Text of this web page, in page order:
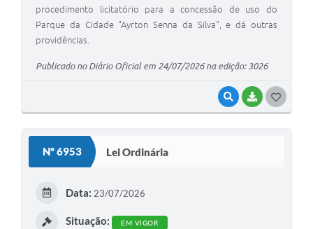
VISUALIZAR
BAIXAR
procedimento licitatório para a concessão de uso do
Parque da Cidade "Ayrton Senna da Silva", e dá outras
providências.
Publicado no Diário Oficial em 24/07/2026 na edição: 3026
Nº 6953 Lei Ordinária
Data: 23/07/2026
Situação: EM VIGOR